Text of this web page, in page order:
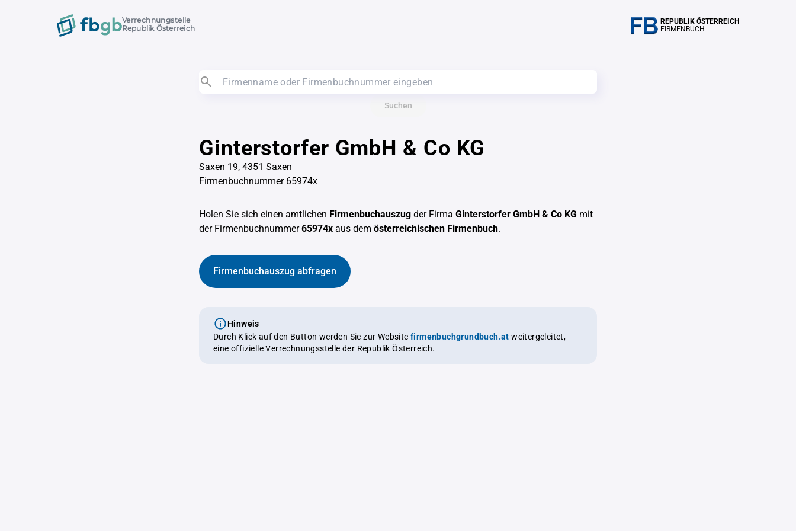
Verrechnungstelle
Republik Österreich
REPUBLIK ÖSTERREICH
FIRMENBUCH
Suchen
Ginterstorfer GmbH & Co KG
Saxen 19, 4351 Saxen
Firmenbuchnummer 65974x
Holen Sie sich einen amtlichen Firmenbuchauszug der Firma Ginterstorfer GmbH & Co KG mit
der Firmenbuchnummer65974x aus dem österreichischen Firmenbuch.
Firmenbuchauszug abfragen
Hinweis
Durch Klick auf den Button werden Sie zur Website firmenbuchgrundbuch.at weitergeleitet,
eine offizielle Verrechnungsstelle der Republik Österreich.